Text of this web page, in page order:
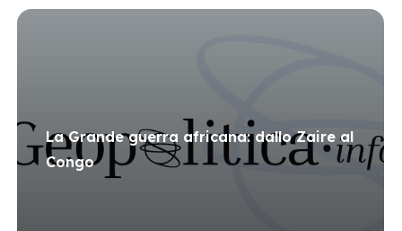
La Grande guerra africana: dallo Zaire al
Congo